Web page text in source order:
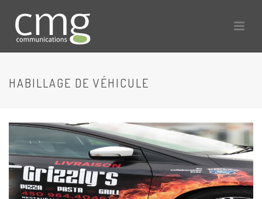
HABILLAGE DE VÉHICULE